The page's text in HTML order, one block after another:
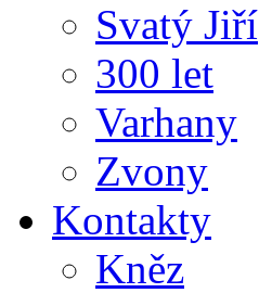
Svatý Jiří
300 let
Varhany
Zvony
Kontakty
Kněz